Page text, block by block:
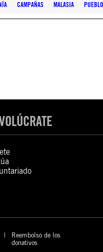
CAMPAÑAS MALASIA
Reembolso de los
donativos